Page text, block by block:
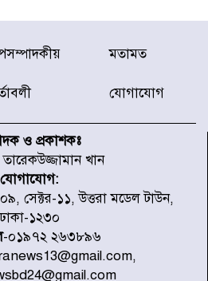
সঙ্গে সমন্বয়ে পরিচ্ছন্নতার
উদ্যোগ নিকুঞ্জ-টানপাড়ায়
উত্তরা ১৩ নং সেক্টর-এ
পরিচ্ছন্নতা অভিযান
অভিযানে ২৪ ঘণ্টায় গ্রেপ্তার
উদ্ধার মাদক-অস্ত্র
চরে বিপদে পড়া কচ্ছপ উদ্ধার
মতামত
যোগাযোগ
ও প্রকাশকঃ
খান
যোগাযোগ:
সেক্টর-১১, উত্তরা মডেল টাউন,
১২৩০
-০১৯৭২ ২৬৩৮৯৬